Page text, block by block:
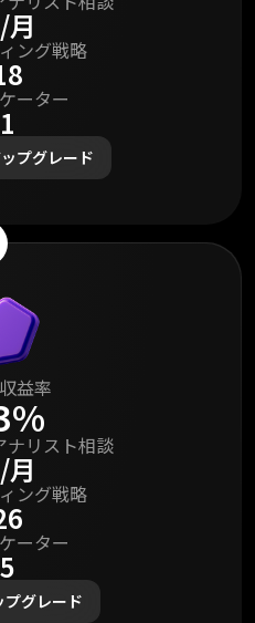
月
ング戦略
ーター
1
プグレード
益率
ナリスト相談
ング戦略
ーター
5
グレード